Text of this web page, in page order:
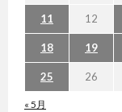
« 5月
11 12
18 19
25 26